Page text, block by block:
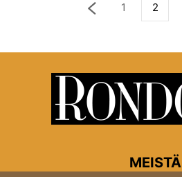
1 2
MEISTÄ